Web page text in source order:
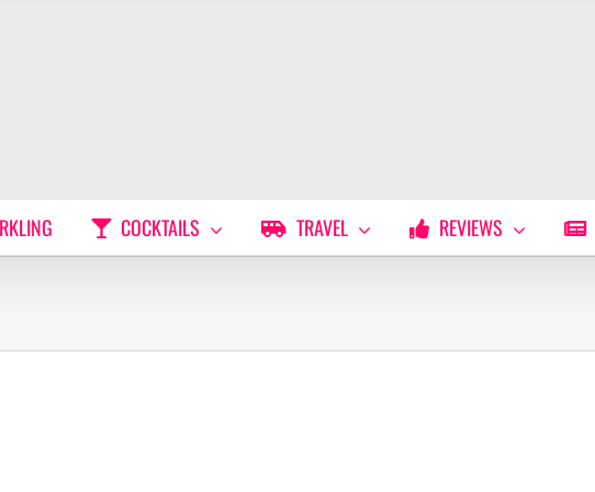
COCKTAILS TRAVEL REVIEWS